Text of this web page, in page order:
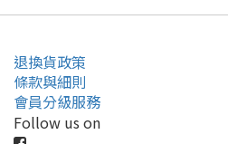
退換貨政策
條款與細則
會員分級服務
Follow us on